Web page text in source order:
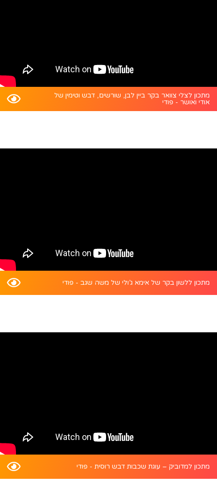
מתכון לצלי צוואר בקר ביין לבן, שורשים, דבש וטימין של
אודי ואושר - פודי
מתכון ללשון בקר של אימא ג’ולי של משה שגב - פודי
מתכון למדוביק – עוגת שכבות דבש רוסית - פודי